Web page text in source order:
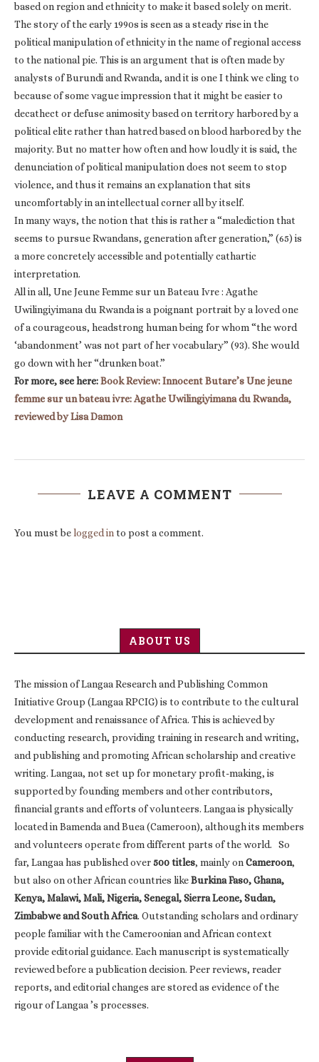
based on region and ethnicity to make it based solely on merit.
The story of the early 1990s is seen as a steady rise in the
political manipulation of ethnicity in the name of regional access
to the national pie. This is an argument that is often made by
analysts of Burundi and Rwanda, and it is one I think we cling to
because of some vague impression that it might be easier to
decathect or defuse animosity based on territory harbored by a
political elite rather than hatred based on blood harbored by the
majority. But no matter how often and how loudly it is said, the
denunciation of political manipulation does not seem to stop
violence, and thus it remains an explanation that sits
uncomfortably in an intellectual corner all by itself.
In many ways, the notion that this is rather a “malediction that
seems to pursue Rwandans, generation after generation,” (65) is
a more concretely accessible and potentially cathartic
interpretation.
All in all, Une Jeune Femme sur un Bateau Ivre : Agathe
Uwilingiyimana du Rwanda is a poignant portrait by a loved one
of a courageous, headstrong human being for whom “the word
‘abandonment’ was not part of her vocabulary” (93). She would
go down with her “drunken boat.”
For more, see here:Book Review: Innocent Butare’s Une jeune
femme sur un bateau ivre: Agathe Uwilingiyimana du Rwanda,
reviewed by Lisa Damon
LEAVE A COMMENT
You must belogged into post a comment.
ABOUT US
The mission of Langaa Research and Publishing Common
Initiative Group (Langaa RPCIG) is to contribute to the cultural
development and renaissance of Africa. This is achieved by
conducting research, providing training in research and writing,
and publishing and promoting African scholarship and creative
writing. Langaa, not set up for monetary profit-making, is
supported by founding members and other contributors,
financial grants and efforts of volunteers. Langaa is physically
located in Bamenda and Buea (Cameroon), although its members
and volunteers operate from different parts of the world. So
far, Langaa has published over500 titles, mainly onCameroon,
but also on other African countries likeBurkina Faso, Ghana,
Kenya, Malawi, Mali, Nigeria, Senegal, Sierra Leone, Sudan,
Zimbabwe and South Africa. Outstanding scholars and ordinary
people familiar with the Cameroonian and African context
provide editorial guidance. Each manuscript is systematically
reviewed before a publication decision. Peer reviews, reader
reports, and editorial changes are stored as evidence of the
rigour of Langaa ’s processes.